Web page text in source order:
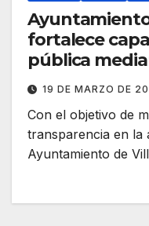
fortalece
pública
especializada
19 DE MARZO DE
Con el objetivo de
transparencia en la
Ayuntamiento de